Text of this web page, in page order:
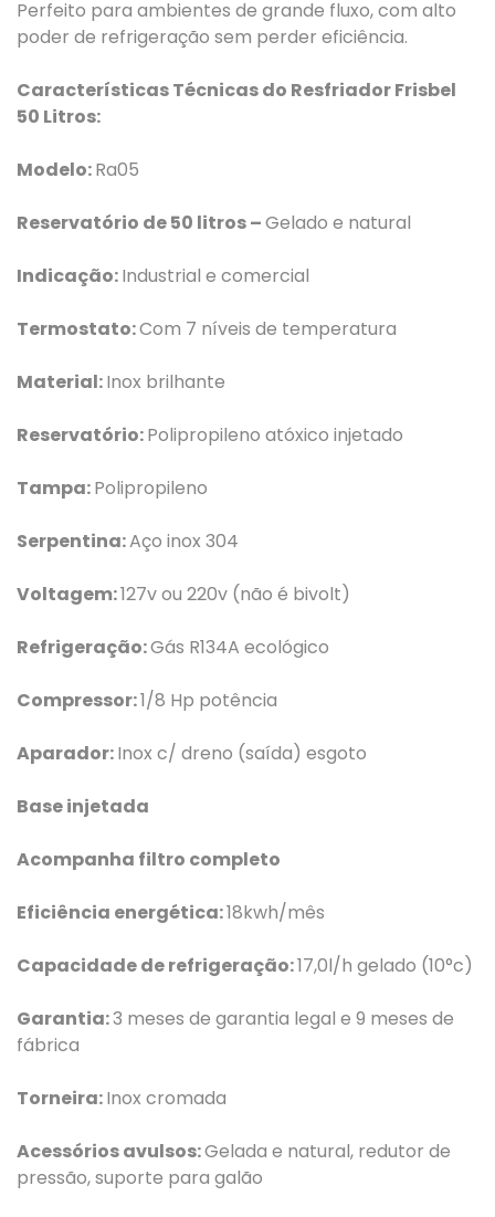
Perfeito para ambientes de grande fluxo, com alto
poder de refrigeração sem perder eficiência.
Características Técnicas do Resfriador Frisbel
50 Litros:
Modelo:Ra05
Reservatório de 50 litros –Gelado e natural
Indicação:Industrial e comercial
Termostato:Com 7 níveis de temperatura
Material:Inox brilhante
Reservatório:Polipropileno atóxico injetado
Tampa:Polipropileno
Serpentina:Aço inox 304
Voltagem:127v ou 220v (não é bivolt)
Refrigeração:Gás R134A ecológico
Compressor:1/8 Hp potência
Aparador:Inox c/ dreno (saída) esgoto
Base injetada
Acompanha filtro completo
Eficiência energética:18kwh/mês
Capacidade de refrigeração:17,0l/h gelado (10°c)
Garantia:3 meses de garantia legal e 9 meses de
fábrica
Torneira:Inox cromada
Acessórios avulsos:Gelada e natural, redutor de
pressão, suporte para galão